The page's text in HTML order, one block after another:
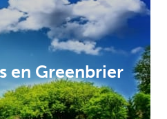
en Greenbrier